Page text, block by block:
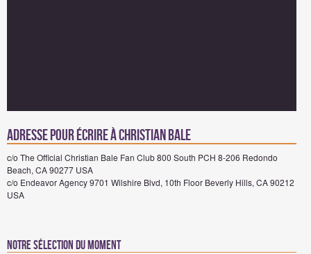
Adresse pour écrire à Christian Bale
c/o The Official Christian Bale Fan Club 800 South PCH 8-206 Redondo
Beach, CA 90277 USA
c/o Endeavor Agency 9701 Wilshire Blvd, 10th Floor Beverly Hills, CA 90212
USA
Notre sélection du moment